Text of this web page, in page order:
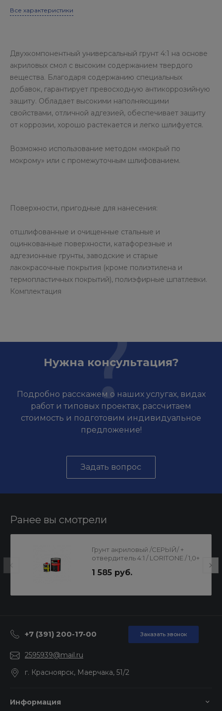
Все характеристики
Двухкомпонентный универсальный грунт 4:1 на основе
акриловых смол с высоким содержанием твердого
вещества. Благодаря содержанию специальных
добавок, гарантирует превосходную антикоррозийную
защиту. Обладает высокими наполняющими
свойствами, отличной адгезией, обеспечивает защиту
от коррозии, хорошо растекается и легко шлифуется.
Возможно использование методом «мокрый по
мокрому» или с промежуточным шлифованием.
Поверхности, пригодные для нанесения:
отшлифованные и очищенные стальные и
оцинкованные поверхности, катафорезные и
адгезионные грунты, заводские и старые
лакокрасочные покрытия (кроме полиэтилена и
термопластичных покрытий), полиэфирные шпатлевки.
Комплектация
Нужна консультация?
Подробно расскажем о наших услугах, видах
работ и типовых проектах, рассчитаем
стоимость и подготовим индивидуальное
предложение!
Задать вопрос
Ранее вы смотрели
Грунт акриловый /СЕРЫЙ/ +
отвердитель 4:1 / LORITONE / 1,0+
1 585 руб.
+7 (391) 200-17-00 Заказать звонок
2595939@mail.ru
г. Красноярск, Маерчака, 51/2
Информация